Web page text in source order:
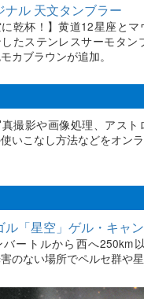
ナル 天文タンブラー
に乾杯！】黄道12星座と
たステンレスサーモタン
カブラウンが追加。
撮影や画像処理、アスト
いこなし方法などをオン
ル「星空」ゲル・キャ
バートルから西へ250km
のない場所でペルセ群や